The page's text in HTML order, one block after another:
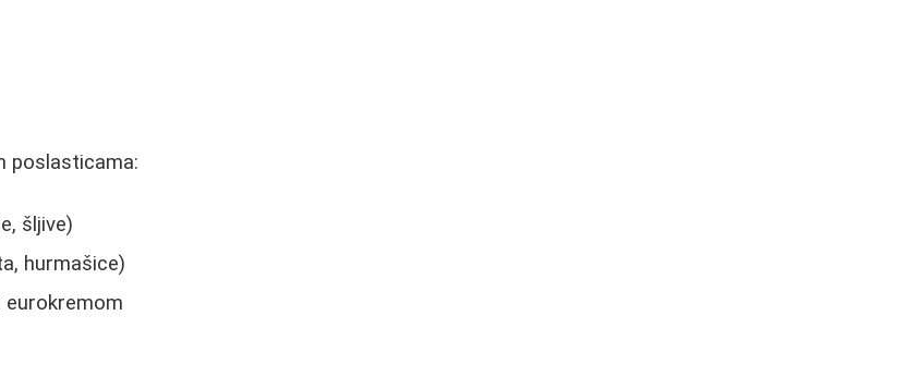
poslasticama:
šljive)
hurmašice)
eurokremom